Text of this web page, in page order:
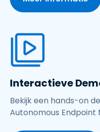
Interactieve
Bekijk een hands-on
Autonomous Endpoint